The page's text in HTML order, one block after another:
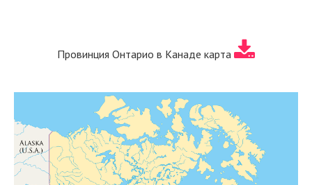
Провинция Онтарио в Канаде карта